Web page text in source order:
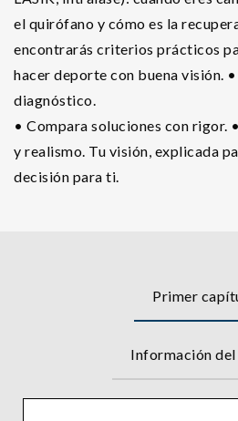
el quirófano y cómo es la
encontrarás criterios prácticos
hacer deporte con buena visión.
diagnóstico.
• Compara soluciones con rigor.
y realismo. Tu visión, explicada
decisión para ti.
Primer
Información